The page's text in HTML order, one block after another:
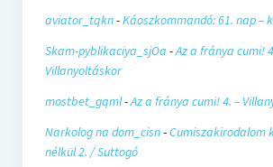
aviator_tqkn-Káoszkommandó: 61. nap –
Skam-pyblikaciya_sjOa -Az a fránya cumi!
Villanyoltáskor
mostbet_gqml-Az a fránya cumi! 4. –
Narkolog na dom_cisn-Cumiszakirodalom
nélkül 2. / Suttogó